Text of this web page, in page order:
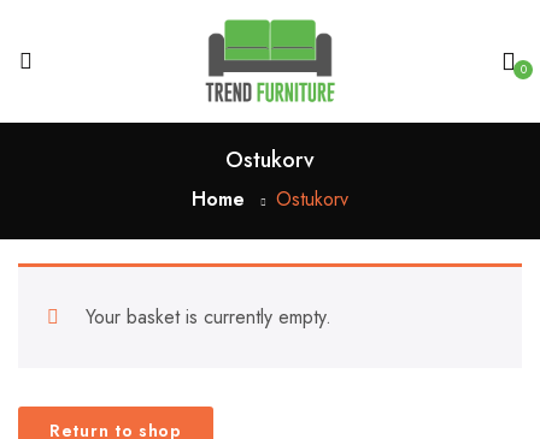
0
Ostukorv
Home Ostukorv
Your basket is currently empty.
Return to shop